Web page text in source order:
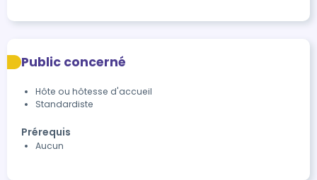
Public concerné
Hôte ou hôtesse d'accueil
Standardiste
Prérequis
Aucun